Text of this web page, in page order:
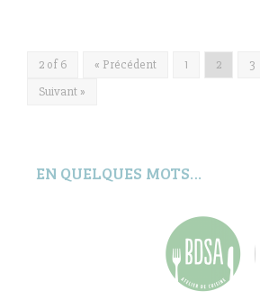
2 of 6 « Précédent 1 2 3
Suivant »
EN QUELQUES MOTS…